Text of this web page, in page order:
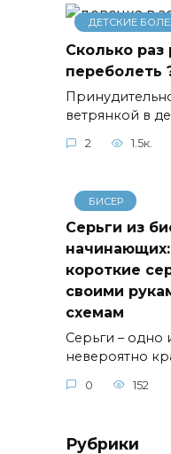
ДЕТСКИЕ
Сколько
переболеть
ветрянкой в
2 1.5к.
БИСЕР
Серьги из
короткие
своими
схемам
Серьги – одно
невероятно
0 152
Рубрики